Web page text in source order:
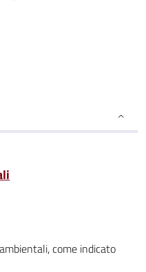
come indicato